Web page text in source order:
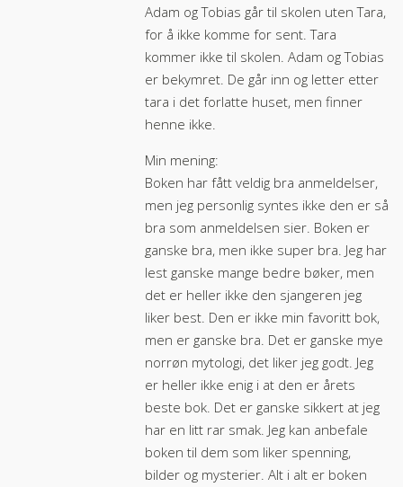
Adam og Tobias går til skolen uten Tara,
for å ikke komme for sent. Tara
kommer ikke til skolen. Adam og Tobias
er bekymret. De går inn og letter etter
tara i det forlatte huset, men finner
henne ikke.
Min mening:
Boken har fått veldig bra anmeldelser,
men jeg personlig syntes ikke den er så
bra som anmeldelsen sier. Boken er
ganske bra, men ikke super bra. Jeg har
lest ganske mange bedre bøker, men
det er heller ikke den sjangeren jeg
liker best. Den er ikke min favoritt bok,
men er ganske bra. Det er ganske mye
norrøn mytologi, det liker jeg godt. Jeg
er heller ikke enig i at den er årets
beste bok. Det er ganske sikkert at jeg
har en litt rar smak. Jeg kan anbefale
boken til dem som liker spenning,
bilder og mysterier. Alt i alt er boken